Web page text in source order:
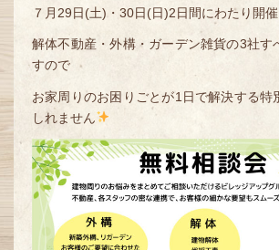
７月29日(土)・30日(日)2日間にわたり開催
解体不動産・外構・ガーデン雑貨の3社す
すので
お家周りのお困りごとが1日で解決する特
しれません